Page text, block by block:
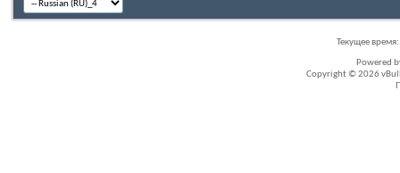
Текущее время:
Powered
Copyright © 2026